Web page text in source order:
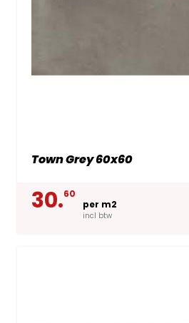
Town Grey 60x60
30.60
per m2
incl btw